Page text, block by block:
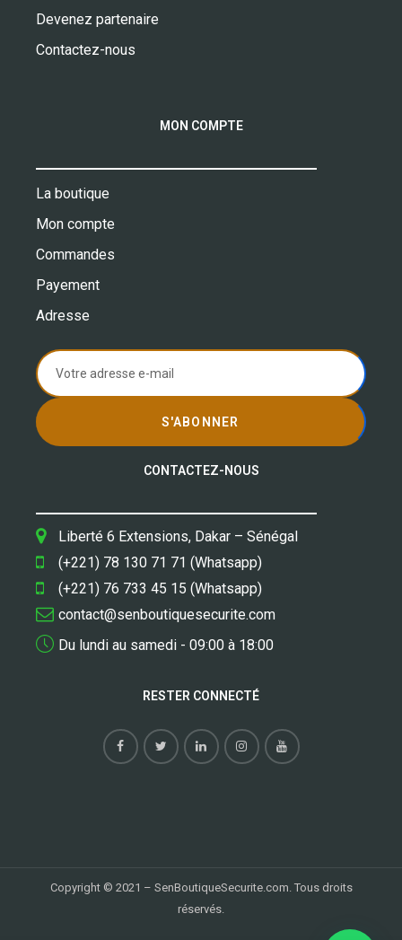
Devenez partenaire
Contactez-nous
MON COMPTE
La boutique
Mon compte
Commandes
Payement
Adresse
S'ABONNER
CONTACTEZ-NOUS
Liberté 6 Extensions, Dakar – Sénégal
(+221) 78 130 71 71 (Whatsapp)
(+221) 76 733 45 15 (Whatsapp)
contact@senboutiquesecurite.com
Du lundi au samedi - 09:00 à 18:00
RESTER CONNECTÉ
Copyright © 2021 – SenBoutiqueSecurite.com. Tous droits
réservés.